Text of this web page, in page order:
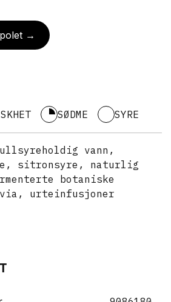
→
SØDME SYRE
vann,
sitronsyre, naturlig
botaniske
urteinfusjoner